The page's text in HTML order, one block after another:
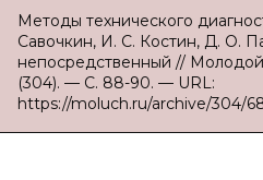
Методы технического
Савочкин, И. С. Костин, Д. О.
непосредственный //
(304). — С. 88-90. — URL:
https://moluch.ru/archive/304/